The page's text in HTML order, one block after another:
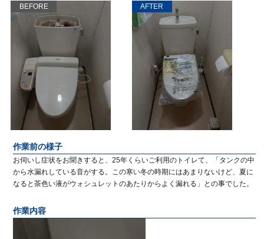
BEFORE AFTER
作業前の様子
お伺いし症状をお聞きすると、25年くらいご利用のトイレて、「タンクの中
から水漏れしている音がする。この寒い冬の時期にはあまりないけど、夏に
なると茶色い液がウォシュレットのあたりからよく漏れる」との事でした。
作業内容